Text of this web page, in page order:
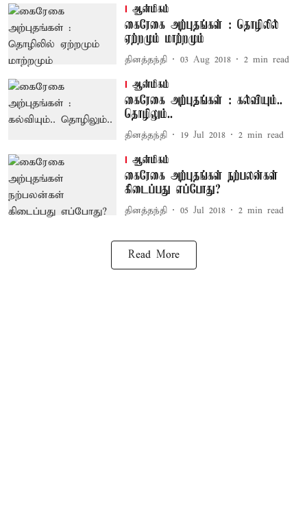
ஆன்மிகம்
கைரேகை அற்புதங்கள் : தொழிலில்
ஏற்றமும் மாற்றமும்
தினத்தந்தி 03 Aug 2018 2 min read
ஆன்மிகம்
கைரேகை அற்புதங்கள் : கல்வியும்..
தொழிலும்..
தினத்தந்தி 19 Jul 2018 2 min read
ஆன்மிகம்
கைரேகை அற்புதங்கள் நற்பலன்கள்
கிடைப்பது எப்போது?
தினத்தந்தி 05 Jul 2018 2 min read
Read More